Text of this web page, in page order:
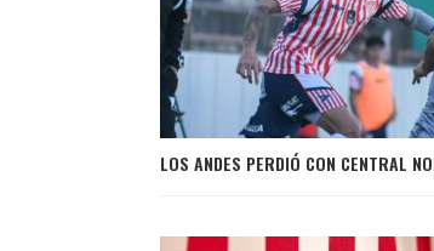
LOS ANDES PERDIÓ CON CENTRAL